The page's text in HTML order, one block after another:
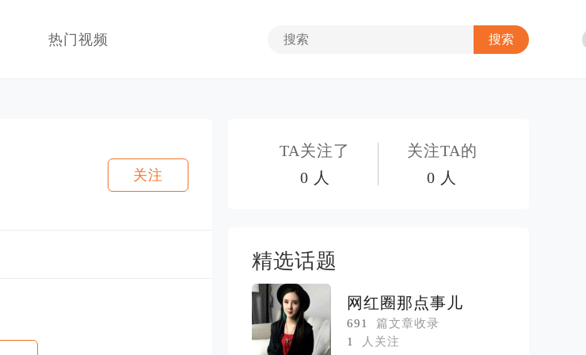
热门视频
关注
TA关注了
0 人
关注TA的
0 人
精选话题
网红圈那点事儿
691
篇文章收录
1
人关注